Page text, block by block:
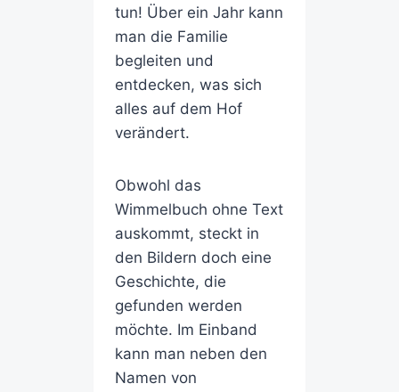
tun! Über ein Jahr kann
man die Familie
begleiten und
entdecken, was sich
alles auf dem Hof
verändert.
Obwohl das
Wimmelbuch ohne Text
auskommt, steckt in
den Bildern doch eine
Geschichte, die
gefunden werden
möchte. Im Einband
kann man neben den
Namen von